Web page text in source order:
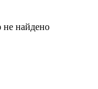
не найдено